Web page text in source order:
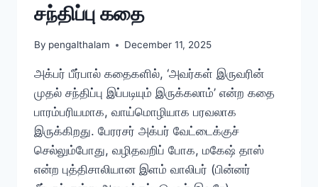
சந்திப்பு கதை
By pengalthalam December 11, 2025
அக்பர் பீர்பால் கதைகளில், ‘அவர்கள் இருவரின்
முதல் சந்திப்பு இப்படியும் இருக்கலாம்’ என்ற கதை
பாரம்பரியமாக, வாய்மொழியாக பரவலாக
இருக்கிறது. பேரரசர் அக்பர் வேட்டைக்குச்
செல்லும்போது, வழிதவறிப் போக, மகேஷ் தாஸ்
என்ற புத்திசாலியான இளம் வாலிபர் (பின்னர்